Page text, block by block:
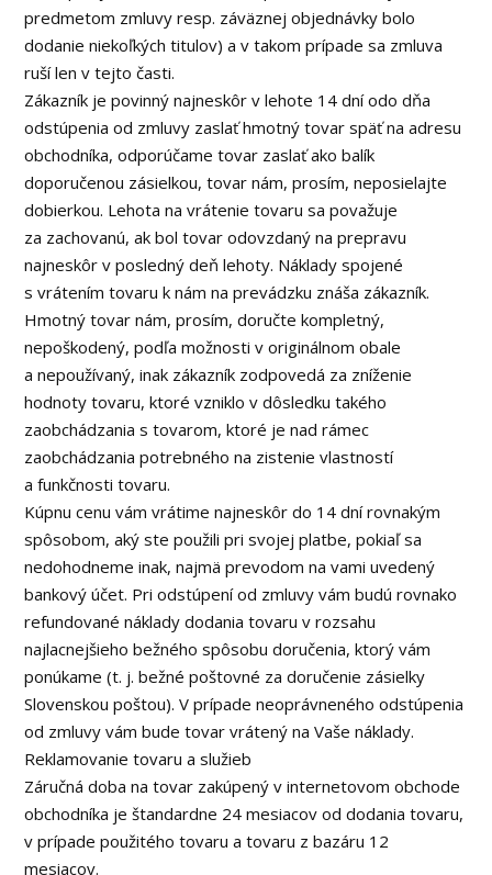
predmetom zmluvy resp. záväznej objednávky bolo
dodanie niekoľkých titulov) a v takom prípade sa zmluva
ruší len v tejto časti.
Zákazník je povinný najneskôr v lehote 14 dní odo dňa
odstúpenia od zmluvy zaslať hmotný tovar späť na adresu
obchodníka, odporúčame tovar zaslať ako balík
doporučenou zásielkou, tovar nám, prosím, neposielajte
dobierkou. Lehota na vrátenie tovaru sa považuje
za zachovanú, ak bol tovar odovzdaný na prepravu
najneskôr v posledný deň lehoty. Náklady spojené
s vrátením tovaru k nám na prevádzku znáša zákazník.
Hmotný tovar nám, prosím, doručte kompletný,
nepoškodený, podľa možnosti v originálnom obale
a nepoužívaný, inak zákazník zodpovedá za zníženie
hodnoty tovaru, ktoré vzniklo v dôsledku takého
zaobchádzania s tovarom, ktoré je nad rámec
zaobchádzania potrebného na zistenie vlastností
a funkčnosti tovaru.
Kúpnu cenu vám vrátime najneskôr do 14 dní rovnakým
spôsobom, aký ste použili pri svojej platbe, pokiaľ sa
nedohodneme inak, najmä prevodom na vami uvedený
bankový účet. Pri odstúpení od zmluvy vám budú rovnako
refundované náklady dodania tovaru v rozsahu
najlacnejšieho bežného spôsobu doručenia, ktorý vám
ponúkame (t. j. bežné poštovné za doručenie zásielky
Slovenskou poštou). V prípade neoprávneného odstúpenia
od zmluvy vám bude tovar vrátený na Vaše náklady.
Reklamovanie tovaru a služieb
Záručná doba na tovar zakúpený v internetovom obchode
obchodníka je štandardne 24 mesiacov od dodania tovaru,
v prípade použitého tovaru a tovaru z bazáru 12
mesiacov.